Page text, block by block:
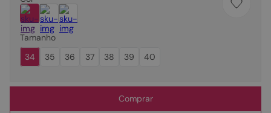
Tamanho
34
35 36 37 38 39 40
Comprar
sapatilha
couro
10º scarpin